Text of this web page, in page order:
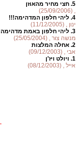
5. חצי מחיר מהאוזן
, (25/09/2006)
4. ליהי חלפון המדהימה!!!
ינון , (11/12/2005)
3. ליהי חלפון באמת מדהימה
מנשה צור , (25/05/2004)
2. אחלה המלצות
אבי , (09/12/2003)
1. ויולט ויז'ן
אייל , (08/12/2003)